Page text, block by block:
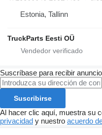
Estonia, Tallinn
TruckParts Eesti OÜ
Suscríbase para recibir
Suscribirse
Al hacer clic aquí, muestra su
privacidad y nuestro acuerdo